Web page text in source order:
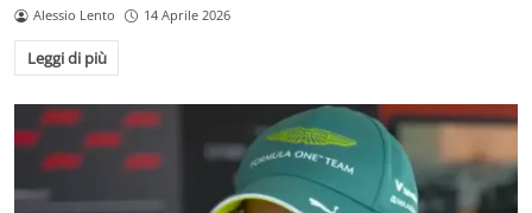
Alessio Lento 14 Aprile 2026
Leggi di più